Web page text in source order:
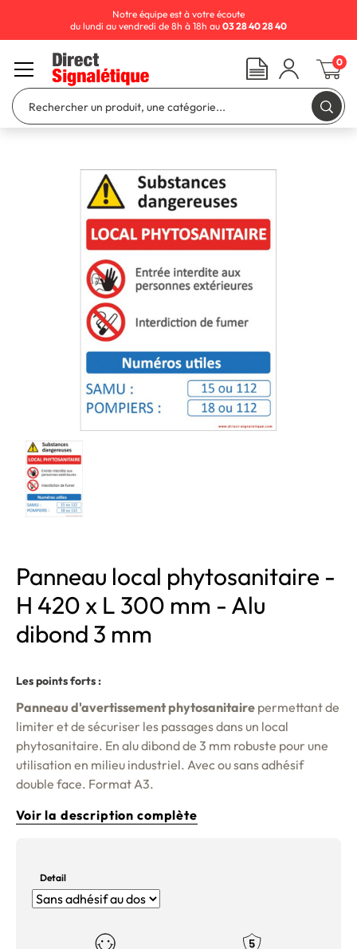
Panneau local phytosanitaire -
H 420 x L 300 mm - Alu
dibond 3 mm
Les points forts :
Panneau d'avertissement phytosanitaire permettant de
limiter et de sécuriser les passages dans un local
phytosanitaire. En alu dibond de 3 mm robuste pour une
utilisation en milieu industriel. Avec ou sans adhésif
double face. Format A3.
Voir la description complète
Detail
Notre équipe est à votre écoute
du lundi au vendredi de 8h à 18h au 03 28 40 28 40
0